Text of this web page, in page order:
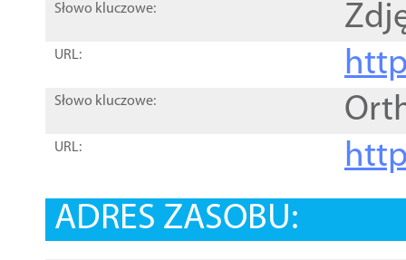
Słowo kluczowe:
URL:
Słowo kluczowe:
URL:
ADRES ZASOBU: